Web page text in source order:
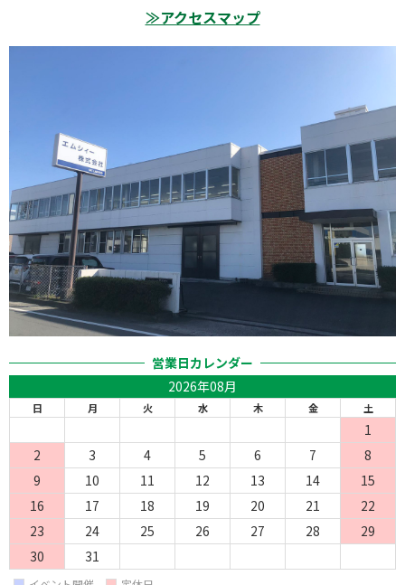
≫アクセスマップ
営業日カレンダー
2026年08月
日 月 火 水 木 金 土
1
2
3 4 5 6 7
8
9
10 11 12 13 14
15
16
17 18 19 20 21
22
23
24 25 26 27 28
29
30
31